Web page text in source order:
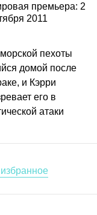
премьера: 2
2011
пехоты
домой после
и Кэрри
его в
атаки